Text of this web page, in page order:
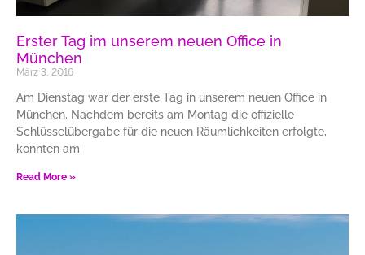
Erster Tag im unserem neuen Office in
München
März 3, 2016
Am Dienstag war der erste Tag in unserem neuen Office in
München. Nachdem bereits am Montag die offizielle
Schlüsselübergabe für die neuen Räumlichkeiten erfolgte,
konnten am
Read More »